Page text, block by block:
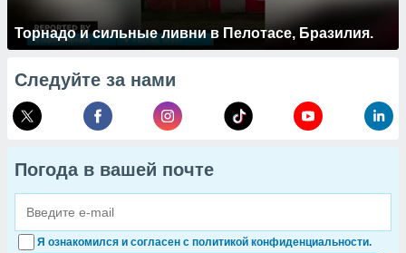
Торнадо и сильные ливни в Пелотасе, Бразилия.
Следуйте за нами
Погода в вашей почте
Я ознакомился и согласен с политикой конфиденциальности.